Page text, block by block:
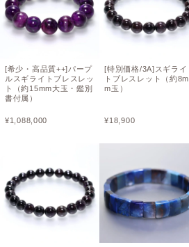
[希少・高品質++]パープ
ルスギライトブレスレッ
ト（約15mm大玉・鑑別
書付属）
¥1,088,000
[特別価格/3A]スギライ
トブレスレット（約8m
m玉）
¥18,900